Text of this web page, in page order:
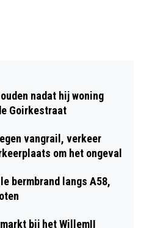
MAAR TOCH OP
OP STAANDE
PASSIE VOOR
nadat hij woning
Goirkestraat
vangrail, verkeer
om het ongeval
bermbrand langs A58,
bij het WillemII